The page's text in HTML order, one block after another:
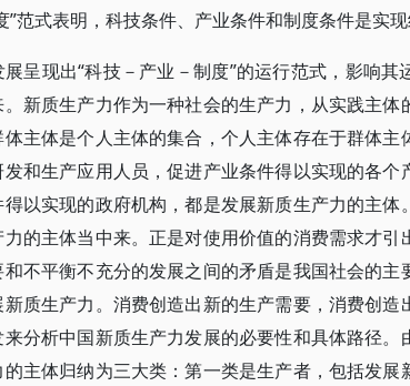
”范式表明，科技条件、产业条件和制度条件是实
呈现出“科技－产业－制度”的运行范式，影响
新质生产力作为一种社会的生产力，从实践主体
主体是个人主体的集合，个人主体存在于群体主
和生产应用人员，促进产业条件得以实现的各
以实现的政府机构，都是发展新质生产力的主
的主体当中来。正是对使用价值的消费需求才引
不平衡不充分的发展之间的矛盾是我国社会的主
质生产力。消费创造出新的生产需要，消费创造
分析中国新质生产力发展的必要性和具体路径
主体归纳为三大类：第一类是生产者，包括发